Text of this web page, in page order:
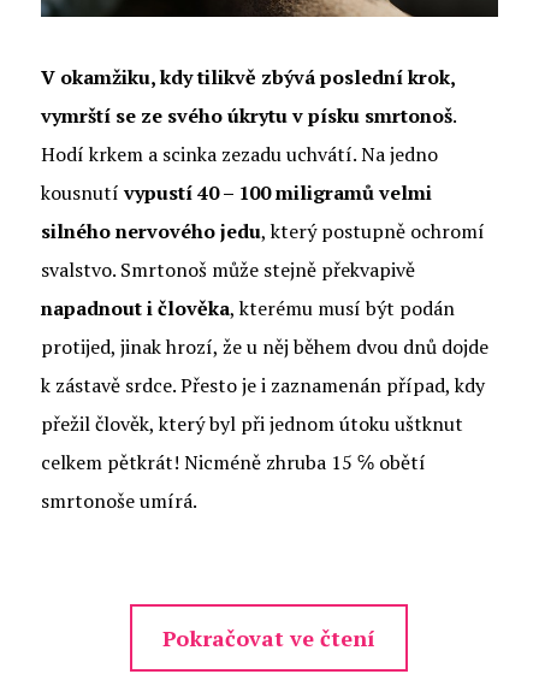
V okamžiku, kdy tilikvě zbývá poslední krok,
vymrští se ze svého úkrytu v písku smrtonoš.
Hodí krkem a scinka zezadu uchvátí. Na jedno
kousnutívypustí 40 – 100 miligramů velmi
silného nervového jedu, který postupně ochromí
svalstvo. Smrtonoš může stejně překvapivě
napadnout i člověka, kterému musí být podán
protijed, jinak hrozí, že u něj během dvou dnů dojde
k zástavě srdce. Přesto je i zaznamenán případ, kdy
přežil člověk, který byl při jednom útoku uštknut
celkem pětkrát! Nicméně zhruba 15 ℅ obětí
smrtonoše umírá.
Pokračovat ve čtení